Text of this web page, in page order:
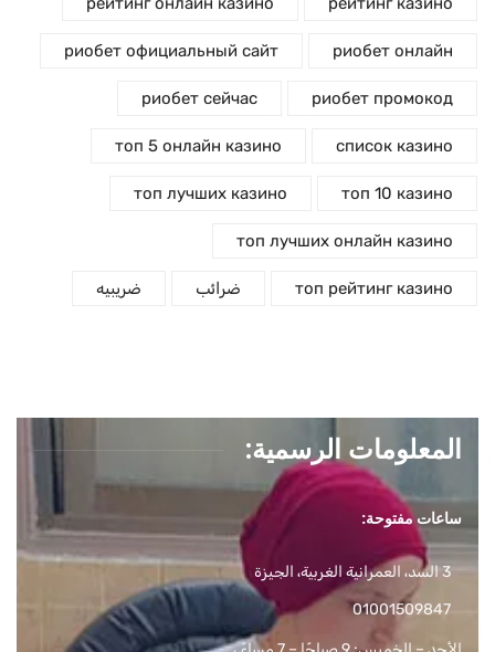
риобет онлайн
риобет официальный сайт
риобет промокод
риобет сейчас
список казино
топ 5 онлайн казино
топ 10 казино
топ лучших казино
топ лучших онлайн казино
топ рейтинг казино ضرائب ضريبيه
المعلومات الرسمية:
ساعات مفتوحة:
3 السد، العمرانية الغربية، الجيزة
01001509847